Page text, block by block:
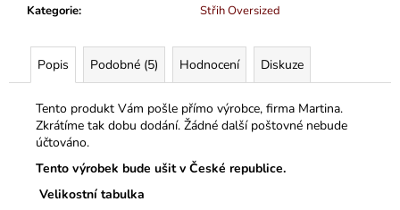
Kategorie: Střih Oversized
Popis Podobné (5) Hodnocení Diskuze
Tento produkt Vám pošle přímo výrobce, firma Martina.
Zkrátíme tak dobu dodání. Žádné další poštovné nebude
účtováno.
Tento výrobek bude ušit v České republice.
Velikostní tabulka